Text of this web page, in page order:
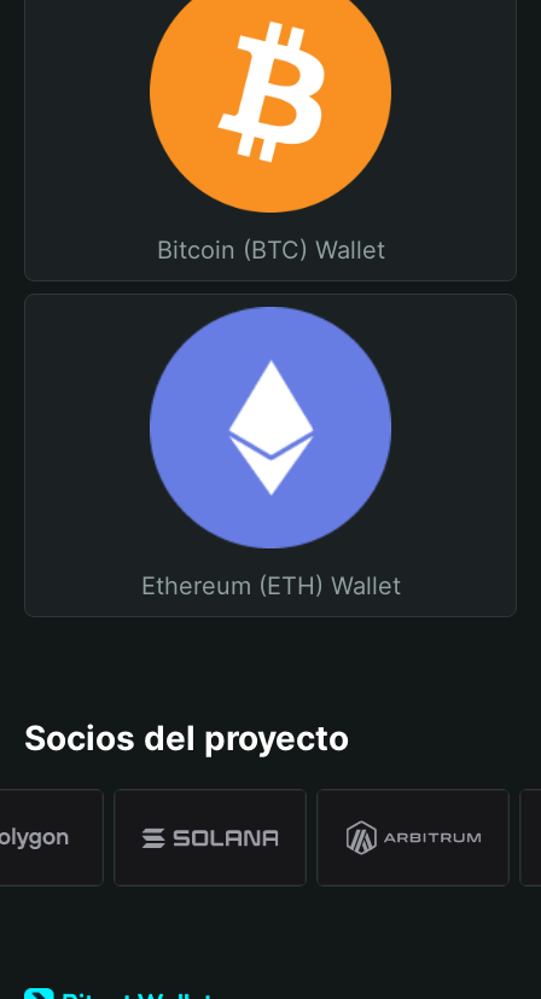
Bitcoin (BTC) Wallet
Ethereum (ETH) Wallet
Socios del proyecto